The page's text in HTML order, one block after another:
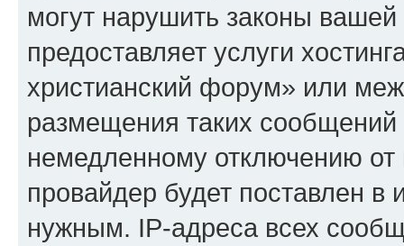
могут нарушить законы
предоставляет услуги
христианский форум» или
размещения таких
немедленному отключению
провайдер будет поставлен в
нужным. IP-адреса всех